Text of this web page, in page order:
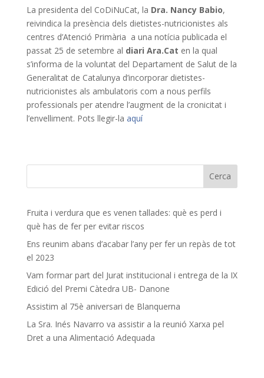
La presidenta del CoDiNuCat, la Dra. Nancy Babio,
reivindica la presència dels dietistes-nutricionistes als
centres d’Atenció Primària a una notícia publicada el
passat 25 de setembre al diari Ara.Cat en la qual
s’informa de la voluntat del Departament de Salut de la
Generalitat de Catalunya d’incorporar dietistes-
nutricionistes als ambulatoris com a nous perfils
professionals per atendre l’augment de la cronicitat i
l’envelliment. Pots llegir-la aquí
Fruita i verdura que es venen tallades: què es perd i
què has de fer per evitar riscos
Ens reunim abans d’acabar l’any per fer un repàs de tot
el 2023
Vam formar part del Jurat institucional i entrega de la IX
Edició del Premi Càtedra UB- Danone
Assistim al 75è aniversari de Blanquerna
La Sra. Inés Navarro va assistir a la reunió Xarxa pel
Dret a una Alimentació Adequada